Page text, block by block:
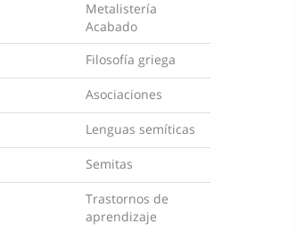
Metalistería
Acabado
Filosofía griega
Asociaciones
Lenguas semíticas
Semitas
Trastornos de
aprendizaje